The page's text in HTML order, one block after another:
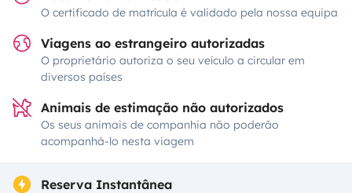
O certificado de matrícula é validado pela nossa equipa
Viagens ao estrangeiro autorizadas
O proprietário autoriza o seu veículo a circular em
diversos países
Animais de estimação não autorizados
Os seus animais de companhia não poderão
acompanhá-lo nesta viagem
Reserva Instantânea